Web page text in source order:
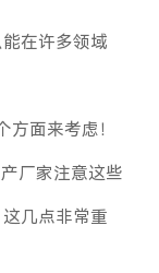
在许多领域
面来考虑！
厂家注意这些
几点非常重